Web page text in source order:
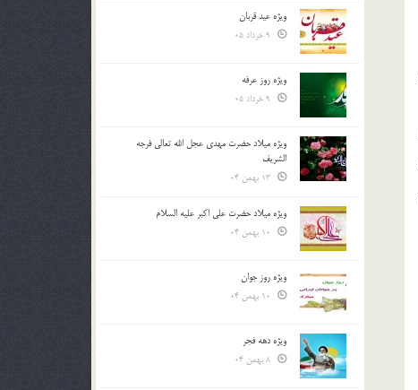
ویژه عید قربان
ویژه روز عرفه
ویژه میلاد حضرت مهدی عجل الله تعالی فرجه
الشريف
ویژه میلاد حضرت علی اکبر علیه السلام
ویژه روز جوان
ویژه دهه فجر